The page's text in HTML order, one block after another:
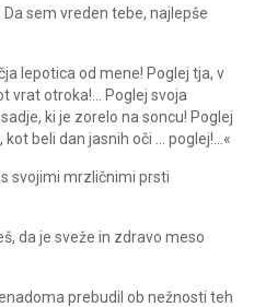
sem vreden tebe, najlepše
lepotica od mene! Poglej tja, v
vrat otroka!… Poglej svoja
ki je zorelo na soncu! Poglej
beli dan jasnih oči … poglej!…«
svojimi mrzličnimi prsti
da je sveže in zdravo meso
prebudil ob nežnosti teh